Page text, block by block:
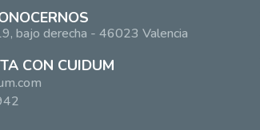
bajo derecha - 46023 Valencia
CON CUIDUM